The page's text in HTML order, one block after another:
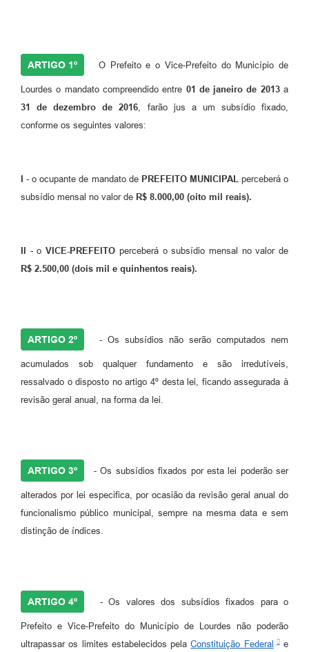
Ouvidoria Municipal
PPA
Nota Fiscal Eletrônica
ARTIGO 1º O Prefeito e o Vice-Prefeito do Município de
Lourdes o mandato compreendido entre 01 de janeiro de 2013a
31 de dezembro de 2016 , farão jus a um subsídio fixado,
conforme os seguintes valores:
- o ocupante de mandato de PREFEITO MUNICIPAL
perceberá o
subsídio mensal no valor de R$ 8.000,00 (oito mil reais).
- oVICE-PREFEITO perceberá o subsídio mensal no valor de
R$ 2.500,00 (dois mil e quinhentos reais).
ARTIGO 2º - Os subsídios não serão computados nem
acumulados sob qualquer fundamento e são irredutíveis,
ressalvado o disposto no artigo 4º desta lei, ficando assegurada à
revisão geral anual, na forma da lei.
ARTIGO 3º - Os subsídios fixados por esta lei poderão ser
alterados por lei especifica, por ocasião da revisão geral anual do
funcionalismo público municipal, sempre na mesma data e sem
distinção de índices.
ARTIGO 4º - Os valores dos subsídios fixados para o
Prefeito e Vice-Prefeito do Município de Lourdes não poderão
ultrapassar os limites estabelecidos pelaConstituição Federal e